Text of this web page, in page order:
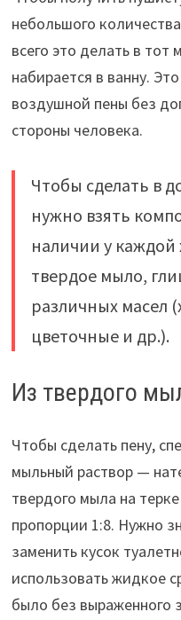
небольшого
всего это делать в тот
набирается в ванну.
воздушной пены без
стороны человека.
Чтобы сделать в
нужно взять
наличии у
твердое мыло,
различных масел
цветочные и др.).
Из твердого
Чтобы сделать пену,
мыльный раствор —
твердого мыла на
пропорции 1:8. Нужно
заменить кусок
использовать жидкое
было без выраженного